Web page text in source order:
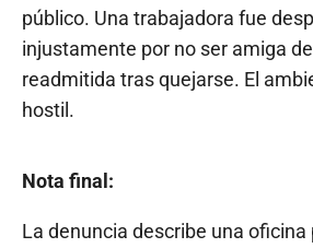
público. Una trabajadora fue
injustamente por no ser amiga
readmitida tras quejarse. El
hostil.
Nota final:
La denuncia describe una oficina